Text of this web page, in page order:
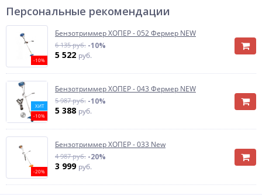
Персональные рекомендации
-10%
Бензотриммер ХОПЕР - 052 Фермер NEW
6 135 руб. -10%
5 522 руб.
ХИТ
-10%
Бензотриммер ХОПЕР - 043 Фермер NEW
5 987 руб. -10%
5 388 руб.
-20%
Бензотриммер ХОПЕР - 033 New
4 987 руб. -20%
3 999 руб.